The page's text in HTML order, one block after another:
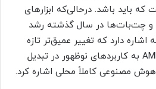
باید باشد. درحالی‌که ابزارهای
چت‌بات‌ها در سال گذشته رشد
اشاره دارد که تغییر عمیق‌تر تازه
آغاز شده است. این مدیر AMD به کاربردهای نوظهور در تبدیل
هوش مصنوعی کاملاً محلی اشاره کرد.